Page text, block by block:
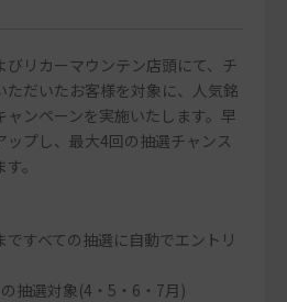
びリカーマウンテン店頭にて、チ
ただいたお客様を対象に、人気銘
ンペーンを実施いたします。早
ップし、最大4回の抽選チャンス
。
すべての抽選に自動でエントリ
抽選対象(4・5・6・7月)